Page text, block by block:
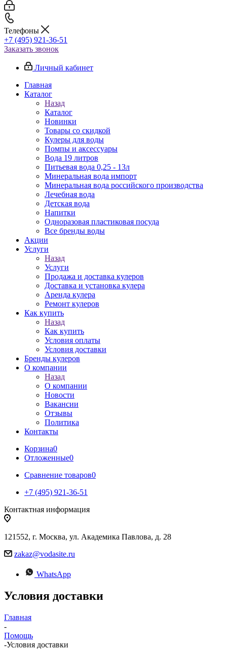
Телефоны
+7 (495) 921-36-51
Заказать звонок
Личный кабинет
Главная
Каталог
Назад
Каталог
Новинки
Товары со скидкой
Кулеры для воды
Помпы и аксессуары
Вода 19 литров
Питьевая вода 0,25 - 13л
Минеральная вода импорт
Минеральная вода российского производства
Лечебная вода
Детская вода
Напитки
Одноразовая пластиковая посуда
Все бренды воды
Акции
Услуги
Назад
Услуги
Продажа и доставка кулеров
Доставка и установка кулера
Аренда кулера
Ремонт кулеров
Как купить
Назад
Как купить
Условия оплаты
Условия доставки
Бренды кулеров
О компании
Назад
О компании
Новости
Вакансии
Отзывы
Политика
Контакты
Корзина0
Отложенные0
Сравнение товаров0
+7 (495) 921-36-51
Контактная информация
121552, г. Москва, ул. Академика Павлова, д. 28
zakaz@vodasite.ru
WhatsApp
Условия доставки
Главная
-
Помощь
-Условия доставки